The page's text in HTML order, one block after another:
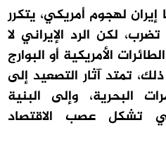
لهجوم أمريكي، يتكرر
لكن الرد الإيراني لا
الأمريكية أو البوارج
تمتد آثار التصعيد إلى
البحرية، وإلى البنية
تشكل عصب الاقتصاد